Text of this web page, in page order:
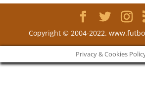
Copyright © 2004-2022.
Privacy & Cookies